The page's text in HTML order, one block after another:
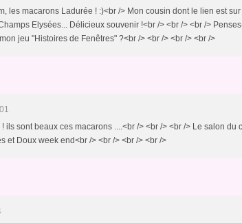
les macarons Ladurée ! :)<br /> Mon cousin dont le lien est
Elysées... Délicieux souvenir !<br /> <br /> <br />
jeu "Histoires de Fenêtres" ?<br /> <br /> <br /> <br />
ils sont beaux ces macarons ....<br /> <br /> <br /> Le salon du
et Doux week end<br /> <br /> <br /> <br />